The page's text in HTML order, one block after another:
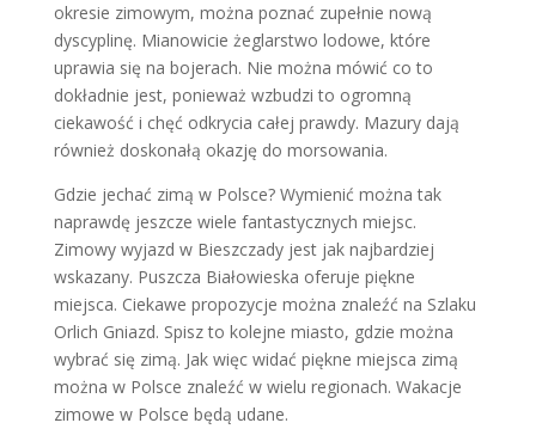
okresie zimowym, można poznać zupełnie nową
dyscyplinę. Mianowicie żeglarstwo lodowe, które
uprawia się na bojerach. Nie można mówić co to
dokładnie jest, ponieważ wzbudzi to ogromną
ciekawość i chęć odkrycia całej prawdy. Mazury dają
również doskonałą okazję do morsowania.
Gdzie jechać zimą w Polsce? Wymienić można tak
naprawdę jeszcze wiele fantastycznych miejsc.
Zimowy wyjazd w Bieszczady jest jak najbardziej
wskazany. Puszcza Białowieska oferuje piękne
miejsca. Ciekawe propozycje można znaleźć na Szlaku
Orlich Gniazd. Spisz to kolejne miasto, gdzie można
wybrać się zimą. Jak więc widać piękne miejsca zimą
można w Polsce znaleźć w wielu regionach. Wakacje
zimowe w Polsce będą udane.